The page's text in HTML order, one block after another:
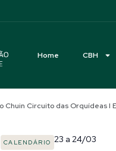
Home CBH
Chuin Circuito das Orquídeas I
CALENDÁRIO 23 a 24/03